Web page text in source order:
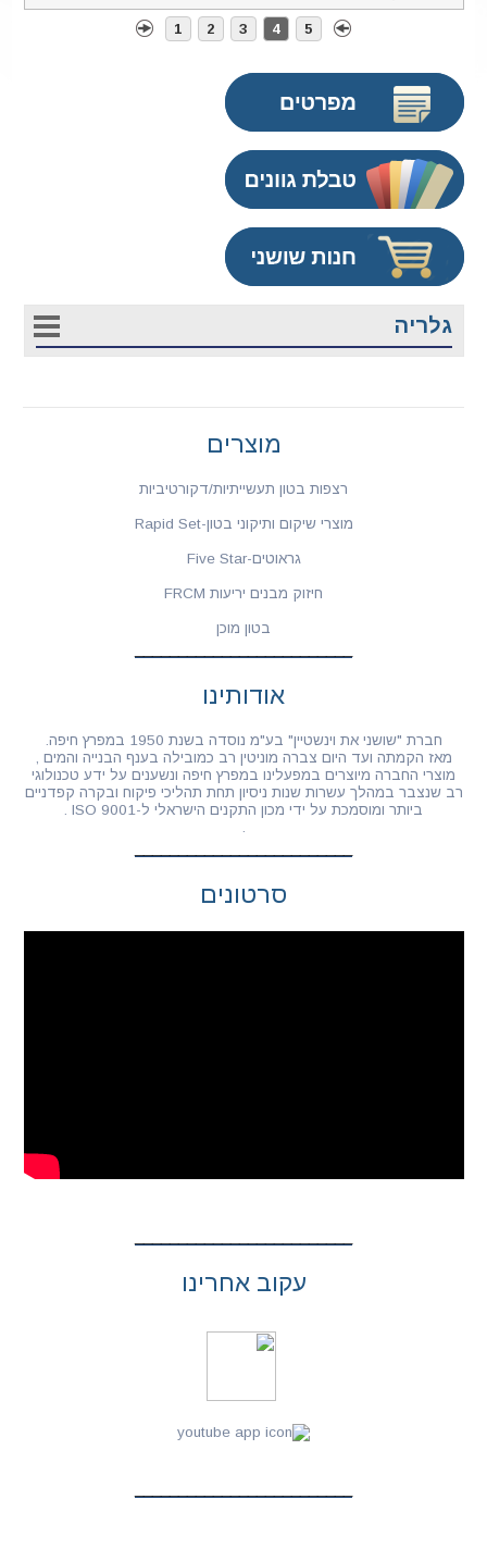
1 2 3 4 5
גלריה
מוצרים
רצפות בטון תעשייתיות/דקורטיביות
מוצרי שיקום ותיקוני בטון-Rapid Set
גראוטים-Five Star
חיזוק מבנים יריעות FRCM
בטון מוכן
אודותינו
חברת "שושני את וינשטיין" בע"מ נוסדה בשנת 1950 במפרץ חיפה.
מאז הקמתה ועד היום צברה מוניטין רב כמובילה בענף הבנייה והמים ,
מוצרי החברה מיוצרים במפעלינו במפרץ חיפה ונשענים על ידע טכנולוגי
רב שנצבר במהלך עשרות שנות ניסיון תחת תהליכי פיקוח ובקרה קפדניים
ביותר ומוסמכת על ידי מכון התקנים הישראלי ל-ISO 9001 .
.
סרטונים
עקוב אחרינו